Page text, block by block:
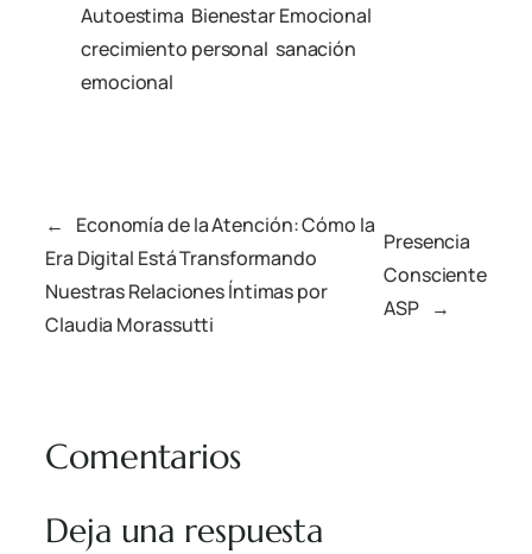
Autoestima Bienestar Emocional
crecimiento personal sanación
emocional
←
Economía de la Atención: Cómo la
Era Digital Está Transformando
Nuestras Relaciones Íntimas por
Claudia Morassutti
Presencia
Consciente
ASP
→
Comentarios
Deja una respuesta